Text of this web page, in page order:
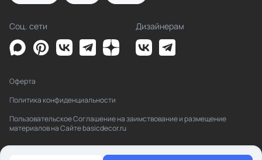
Соц. сети Дизайнерам
Оферта
Политика конфиденциальности
Пользовательское Соглашение на заимствование и размещение
материалов на Сайте basicdecor.ru